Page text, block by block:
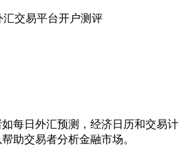
每日外汇预测，经济日历和交易计
助交易者分析金融市场。